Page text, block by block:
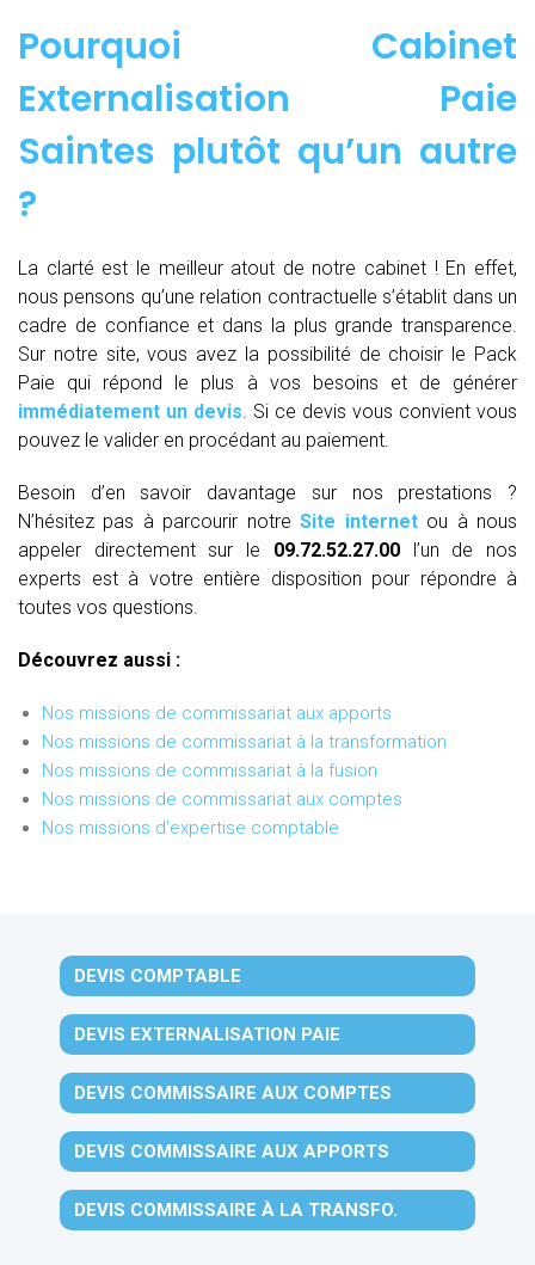
Pourquoi Cabinet
Externalisation Paie
Saintes plutôt qu’un autre
?
La clarté est le meilleur atout de notre cabinet ! En effet,
nous pensons qu’une relation contractuelle s’établit dans un
cadre de confiance et dans la plus grande transparence.
Sur notre site, vous avez la possibilité de choisir le Pack
Paie qui répond le plus à vos besoins et de générer
immédiatement un devis . Si ce devis vous convient vous
pouvez le valider en procédant au paiement.
Besoin d’en savoir davantage sur nos prestations ?
N’hésitez pas à parcourir notreSite internet ou à nous
appeler directement sur le 09.72.52.27.00l’un de nos
experts est à votre entière disposition pour répondre à
toutes vos questions.
Découvrez aussi :
Nos missions de commissariat aux apports
Nos missions de commissariat à la transformation
Nos missions de commissariat à la fusion
Nos missions de commissariat aux comptes
Nos missions d'expertise comptable
DEVIS COMPTABLE
DEVIS EXTERNALISATION PAIE
DEVIS COMMISSAIRE AUX COMPTES
DEVIS COMMISSAIRE AUX APPORTS
DEVIS COMMISSAIRE À LA TRANSFO.